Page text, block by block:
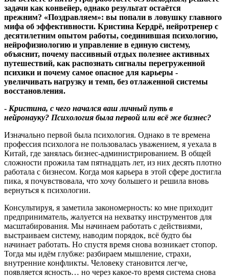
задачи как конвейер, однако результат остаётся
прежним? «Поздравляем»: вы попали в ловушку главного
мифа об эффективности. Кристина Кердрё, нейротренер с
десятилетним опытом работы, соединившая психологию,
нейрофизиологию и управление в единую систему,
объяснит, почему пассивный отдых полезнее активных
путешествий, как распознать сигналы перегруженной
психики и почему самое опасное для карьеры -
увеличивать нагрузку и темп, без отлаженной системы
восстановления.
- Кристина, с чего начался ваш личный путь в
нейронауку? Психология была первой или всё же бизнес?
Изначально первой была психология. Однако в те времена
профессия психолога не пользовалась уважением, я уехала в
Китай, где занялась бизнес-администрированием. В общей
сложности прожила там пятнадцать лет, из них десять плотно
работала с бизнесом. Когда моя карьера в этой сфере достигла
пика, я почувствовала, что хочу большего и решила вновь
вернуться к психологии.
Консультируя, я заметила закономерность: ко мне приходит
предприниматель, жалуется на нехватку инструментов для
масштабирования. Мы начинаем работать с действиями,
выстраиваем систему, наводим порядок, всё будто бы
начинает работать. Но спустя время снова возникает стопор.
Тогда мы идём глубже: разбираем мышление, страхи,
внутренние конфликты. Человеку становится легче,
появляется ясность… но через какое-то время система снова